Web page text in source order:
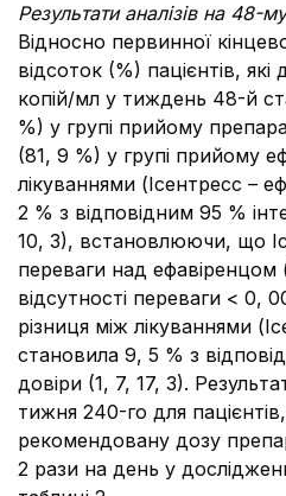
Результати аналізів на 48-
Відносно первинної
відсоток (%) пацієнтів,
копій/мл у тиждень 48-й
%) у групі прийому
(81, 9 %) у групі прийому
лікуваннями (Ісентресс –
2 % з відповідним 95 %
10, 3), встановлюючи, що
переваги над ефавіренцом
відсутності переваги < 0,
різниця між лікуваннями
становила 9, 5 % з
довіри (1, 7, 17, 3).
тижня 240-го для
рекомендовану дозу
2 рази на день у